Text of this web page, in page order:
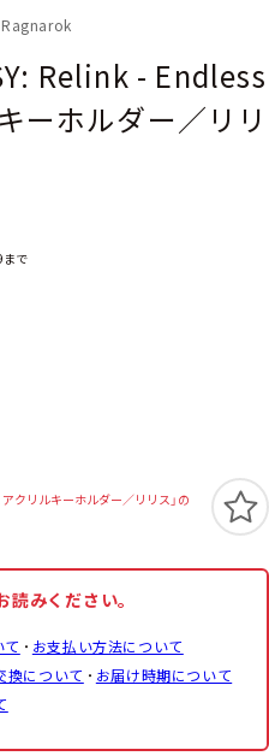
Ragnarok
Relink - Endless
ーホルダー／リリ
で
クリルキーホルダー／リリス」の
みください。
て
お支払い方法について
換について
お届け時期について